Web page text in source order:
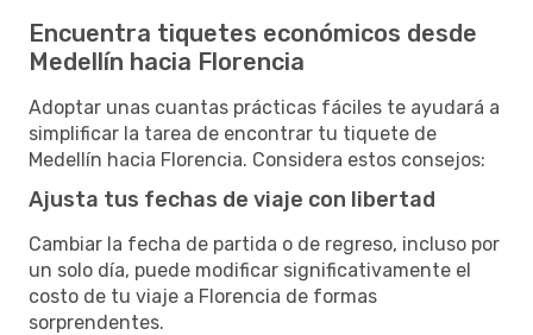
Encuentra tiquetes económicos desde
Medellín hacia Florencia
Adoptar unas cuantas prácticas fáciles te ayudará a
simplificar la tarea de encontrar tu tiquete de
Medellín hacia Florencia. Considera estos consejos:
Ajusta tus fechas de viaje con libertad
Cambiar la fecha de partida o de regreso, incluso por
un solo día, puede modificar significativamente el
costo de tu viaje a Florencia de formas
sorprendentes.